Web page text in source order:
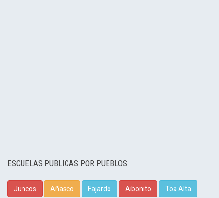
ESCUELAS PUBLICAS POR PUEBLOS
Juncos Añasco Fajardo Aibonito Toa Alta